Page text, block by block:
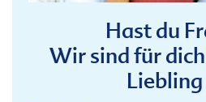
Hast du
Wir sind für